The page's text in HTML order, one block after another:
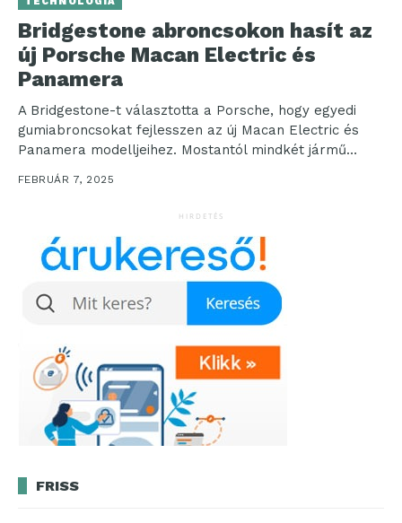
Bridgestone abroncsokon hasít az
új Porsche Macan Electric és
Panamera
A Bridgestone-t választotta a Porsche, hogy egyedi
gumiabroncsokat fejlesszen az új Macan Electric és
Panamera modelljeihez. Mostantól mindkét jármű
egyedi tervezésű Bridgestone Potenza...
FEBRUÁR 7, 2025
HIRDETÉS
FRISS